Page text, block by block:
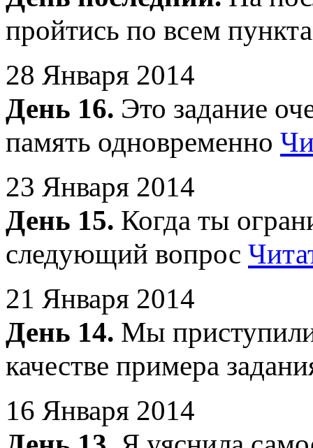
пройтись по всем
28 Января 2014
День 16. Это задание
память одновременно
23 Января 2014
День 15. Когда ты
следующий вопрос
21 Января 2014
День 14. Мы приступили
качестве примера
16 Января 2014